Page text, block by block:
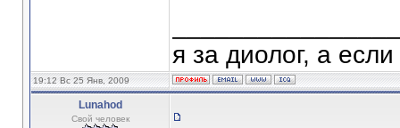
я за диолог, а
19:12 Вс 25 Янв, 2009
Lunahod
Свой человек